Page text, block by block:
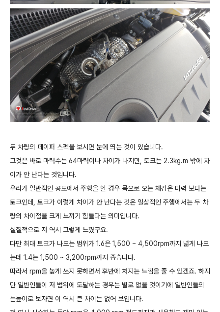
두 차량의 페이퍼 스펙을 보시면 눈에 띄는 것이 있습니다.
그것은 바로 마력수는 64마력이나 차이가 나지만, 토크는 2.3kg.m 밖에 차
이가 안 난다는 것입니다.
우리가 일반적인 공도에서 주행을 할 경우 몸으로 오는 체감은 마력 보다는
토크인데, 토크가 이렇게 차이가 안 난다는 것은 일상적인 주행에서는 두 차
량의 차이점을 크게 느끼기 힘들다는 의미입니다.
실질적으로 저 역시 그렇게 느꼈구요.
다만 최대 토크가 나오는 범위가 1.6은 1,500 ~ 4,500rpm까지 넓게 나오
는데 1.4는 1,500 ~ 3,200rpm까지 좁습니다.
따라서 rpm을 높게 쓰지 못하면서 후반에 처지는 느낌을 줄 수 있겠죠. 하지
만 일반인들이 저 범위에 도달하는 경우는 별로 없을 것이기에 일반인들의
눈높이로 보자면 이 역시 큰 차이는 없어 보입니다.